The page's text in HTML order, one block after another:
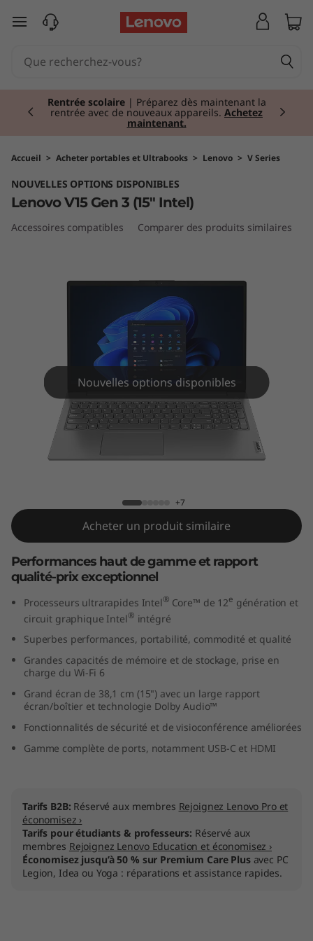
o
V
1
n
passer au contenu principal
Rentrée scolaire| Préparez dès maintenant la
rentrée avec de nouveaux appareils. Achetez
maintenant.
Currently displaying item 1 of 2
Accueil > Acheter portables et Ultrabooks > Lenovo > V Series
NOUVELLES OPTIONS DISPONIBLES
Lenovo V15 Gen 3 (15" Intel)
Accessoires compatibles Comparer des produits similaires
Nouvelles options disponibles
+7
Acheter un produit similaire
Performances haut de gamme et rapport
qualité-prix exceptionnel
Processeurs ultrarapides Intel® Core™ de 12e génération et
circuit graphique Intel® intégré
Superbes performances, portabilité, commodité et qualité
Grandes capacités de mémoire et de stockage, prise en
charge du Wi-Fi 6
Grand écran de 38,1 cm (15") avec un large rapport
écran/boîtier et technologie Dolby Audio™
Fonctionnalités de sécurité et de visioconférence améliorées
Gamme complète de ports, notamment USB-C et HDMI
Tarifs B2B: Réservé aux membres Rejoignez Lenovo Pro et
économisez ›
Tarifs pour étudiants & professeurs: Réservé aux
membres Rejoignez Lenovo Education et économisez ›
Économisez jusqu’à 50 % sur Premium Care Plusavec PC
Legion, Idea ou Yoga : réparations et assistance rapides.